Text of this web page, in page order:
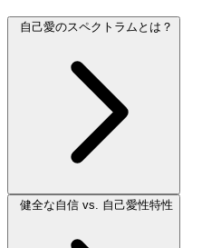
自己愛のスペクトラムとは？
健全な自信 vs. 自己愛性特性